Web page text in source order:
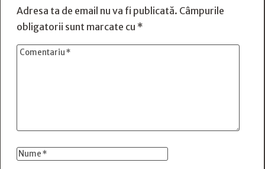
Adresa ta de email nu va fi publicată. Câmpurile
obligatorii sunt marcate cu *